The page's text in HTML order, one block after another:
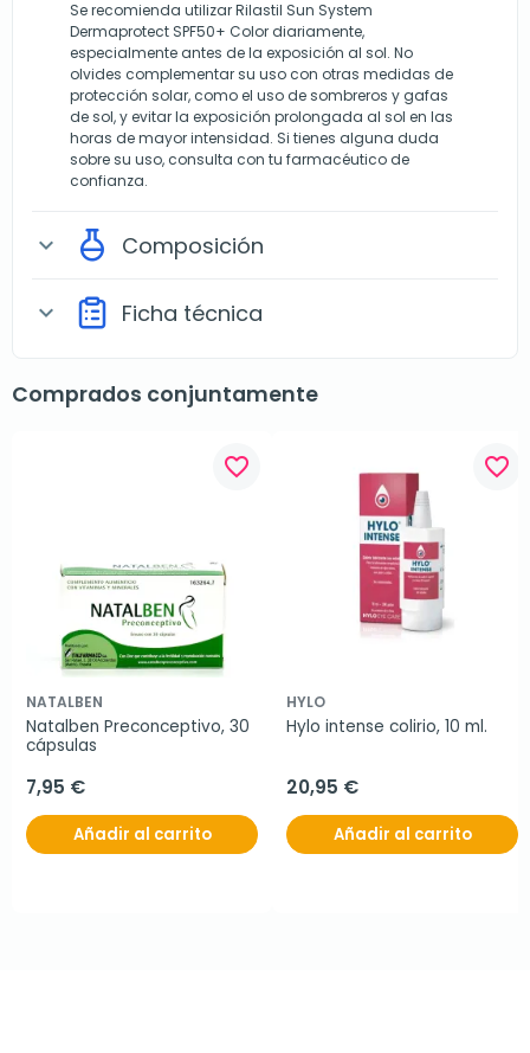
Se recomienda utilizar Rilastil Sun System
Dermaprotect SPF50+ Color diariamente,
especialmente antes de la exposición al sol. No
olvides complementar su uso con otras medidas de
protección solar, como el uso de sombreros y gafas
de sol, y evitar la exposición prolongada al sol en las
horas de mayor intensidad. Si tienes alguna duda
sobre su uso, consulta con tu farmacéutico de
confianza.
expand_more Composición
expand_more Ficha técnica
Comprados conjuntamente
favorite_border
NATALBEN
Natalben Preconceptivo, 30
cápsulas
7,95 €
Añadir al carrito
favorite_border
HYLO
Hylo intense colirio, 10 ml.
20,95 €
Añadir al carrito